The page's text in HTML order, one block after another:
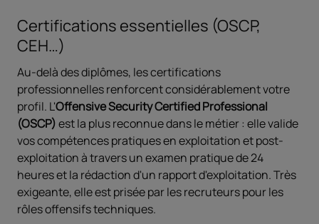
Certifications essentielles (OSCP,
CEH…)
Au-delà des diplômes, les certifications
professionnelles renforcent considérablement votre
profil. L'Offensive Security Certified Professional
(OSCP)est la plus reconnue dans le métier : elle valide
vos compétences pratiques en exploitation et post-
exploitation à travers un examen pratique de 24
heures et la rédaction d'un rapport d'exploitation. Très
exigeante, elle est prisée par les recruteurs pour les
rôles offensifs techniques.